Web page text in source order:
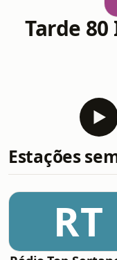
Tarde
Estações
RT